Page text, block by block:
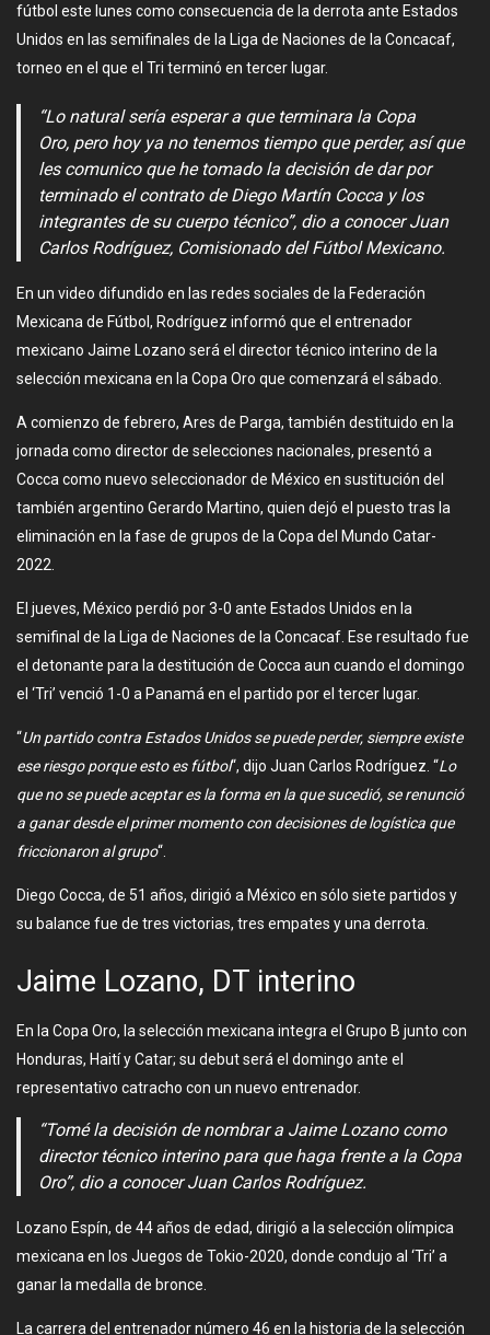
fútbol este lunes como consecuencia de la derrota ante Estados
Unidos en las semifinales de la Liga de Naciones de la Concacaf,
torneo en el que el Tri terminó en tercer lugar.
“Lo natural sería esperar a que terminara la Copa
Oro, pero hoy ya no tenemos tiempo que perder, así que
les comunico que he tomado la decisión de dar por
terminado el contrato de Diego Martín Cocca y los
integrantes de su cuerpo técnico”, dio a conocer Juan
Carlos Rodríguez, Comisionado del Fútbol Mexicano.
En un video difundido en las redes sociales de la Federación
Mexicana de Fútbol, Rodríguez informó que el entrenador
mexicano Jaime Lozano será el director técnico interino de la
selección mexicana en la Copa Oro que comenzará el sábado.
A comienzo de febrero, Ares de Parga, también destituido en la
jornada como director de selecciones nacionales, presentó a
Cocca como nuevo seleccionador de México en sustitución del
también argentino Gerardo Martino, quien dejó el puesto tras la
eliminación en la fase de grupos de la Copa del Mundo Catar-
2022.
El jueves, México perdió por 3-0 ante Estados Unidos en la
semifinal de la Liga de Naciones de la Concacaf. Ese resultado fue
el detonante para la destitución de Cocca aun cuando el domingo
el ‘Tri’ venció 1-0 a Panamá en el partido por el tercer lugar.
“Un partido contra Estados Unidos se puede perder, siempre existe
ese riesgo porque esto es fútbol“, dijo Juan Carlos Rodríguez. “Lo
que no se puede aceptar es la forma en la que sucedió, se renunció
a ganar desde el primer momento con decisiones de logística que
friccionaron al grupo“.
Diego Cocca, de 51 años, dirigió a México en sólo siete partidos y
su balance fue de tres victorias, tres empates y una derrota.
Jaime Lozano, DT interino
En la Copa Oro, la selección mexicana integra el Grupo B junto con
Honduras, Haití y Catar; su debut será el domingo ante el
representativo catracho con un nuevo entrenador.
“Tomé la decisión de nombrar a Jaime Lozano como
director técnico interino para que haga frente a la Copa
Oro”, dio a conocer Juan Carlos Rodríguez.
Lozano Espín, de 44 años de edad, dirigió a la selección olímpica
mexicana en los Juegos de Tokio-2020, donde condujo al ‘Tri’ a
ganar la medalla de bronce.
La carrera del entrenador número 46 en la historia de la selección